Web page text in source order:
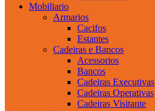
Mobiliario
Armarios
Cacifos
Estantes
Cadeiras e Bancos
Acessorios
Bancos
Cadeiras Executivas
Cadeiras Operativas
Cadeiras Visitante